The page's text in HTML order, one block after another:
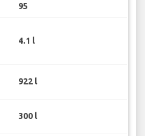
95
4.1 l
922 l
300 l